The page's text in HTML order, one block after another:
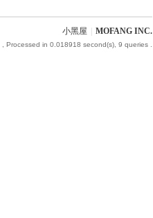
小黑屋 MOFANG INC.
, Processed in 0.018918 second(s), 9 queries .